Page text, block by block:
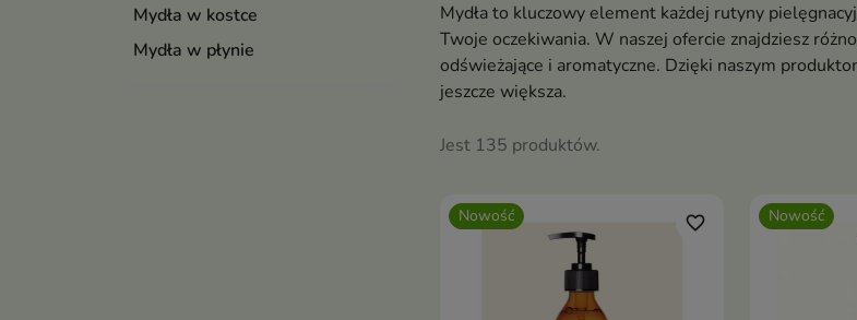
Mydła w kostce
Mydła w płynie
Mydła to kluczowy element każdej rutyny
Twoje oczekiwania. W naszej ofercie znajdziesz
odświeżające i aromatyczne. Dzięki naszym
jeszcze większa.
Jest 135 produktów.
Nowość favorite_border Nowość